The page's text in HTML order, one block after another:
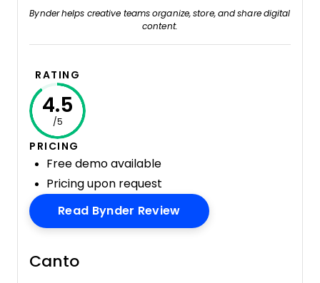
Bynder helps creative teams organize, store, and share digital
content.
RATING
4.5
/5
PRICING
Free demo available
Pricing upon request
Read Bynder ReviewOpens New Window
Canto